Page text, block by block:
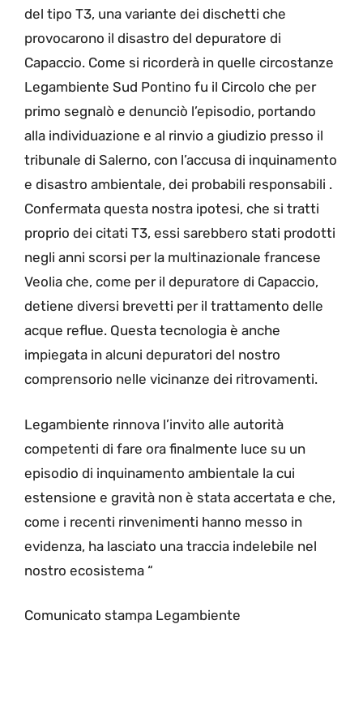
del tipo T3, una variante dei dischetti che
provocarono il disastro del depuratore di
Capaccio. Come si ricorderà in quelle circostanze
Legambiente Sud Pontino fu il Circolo che per
primo segnalò e denunciò l’episodio, portando
alla individuazione e al rinvio a giudizio presso il
tribunale di Salerno, con l’accusa di inquinamento
e disastro ambientale, dei probabili responsabili .
Confermata questa nostra ipotesi, che si tratti
proprio dei citati T3, essi sarebbero stati prodotti
negli anni scorsi per la multinazionale francese
Veolia che, come per il depuratore di Capaccio,
detiene diversi brevetti per il trattamento delle
acque reflue. Questa tecnologia è anche
impiegata in alcuni depuratori del nostro
comprensorio nelle vicinanze dei ritrovamenti.
Legambiente rinnova l’invito alle autorità
competenti di fare ora finalmente luce su un
episodio di inquinamento ambientale la cui
estensione e gravità non è stata accertata e che,
come i recenti rinvenimenti hanno messo in
evidenza, ha lasciato una traccia indelebile nel
nostro ecosistema “
Comunicato stampa Legambiente